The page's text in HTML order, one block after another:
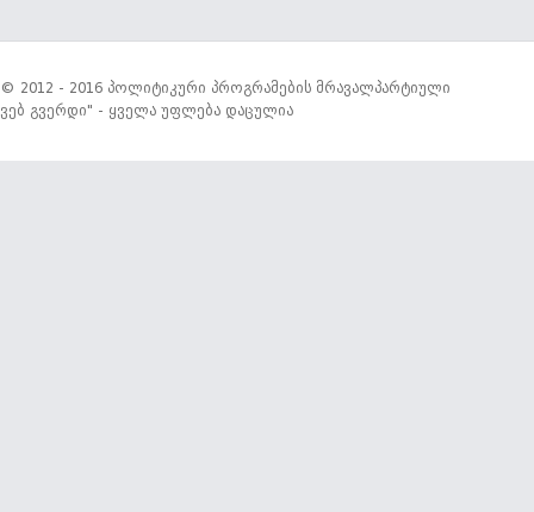
© 2012 - 2016 პოლიტიკური პროგრამების მრავალპარტიული
ვებ გვერდი" - ყველა უფლება დაცულია